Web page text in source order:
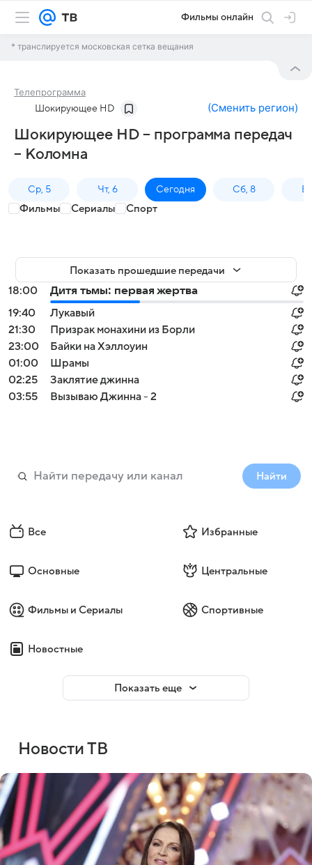
Фильмы онлайн
* транслируется московская сетка вещания
Телепрограмма
Шокирующее HD (Сменить регион)
Шокирующее HD – программа передач
– Коломна
Ср, 5 Чт, 6 Сегодня Сб, 8
Фильмы Сериалы Спорт
Показать прошедшие передачи
18:00
Дитя тьмы: первая жертва
19:40
Лукавый
21:30
Призрак монахини из Борли
23:00
Байки на Хэллоуин
01:00
Шрамы
02:25
Заклятие джинна
03:55
Вызываю Джинна - 2
Найти
Все Избранные
Основные Центральные
Фильмы и Сериалы Спортивные
Новостные
Показать еще
Новости ТВ